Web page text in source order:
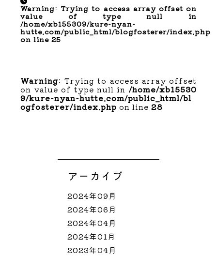
Warning: Trying to access array offset on
value of type null in
/home/xb155309/kure-nyan-
hutte.com/public_html/blogfosterer/index.php
on line25
Warning: Trying to access array offset
on value of type null in /home/xb15530
9/kure-nyan-hutte.com/public_html/bl
ogfosterer/index.php on line28
アーカイブ
2024年09月
2024年06月
2024年04月
2024年01月
2023年04月